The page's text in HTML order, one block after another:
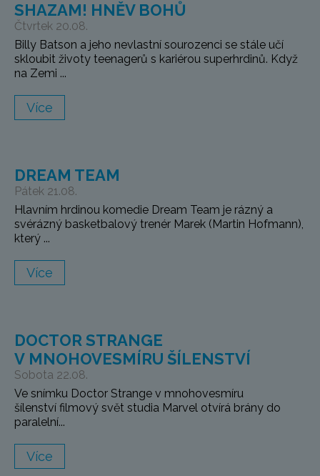
SHAZAM! HNĚV BOHŮ
Čtvrtek 20.08.
Billy Batson a jeho nevlastní sourozenci se stále učí
skloubit životy teenagerů s kariérou superhrdinů. Když
na Zemi ...
Více
DREAM TEAM
Pátek 21.08.
Hlavním hrdinou komedie Dream Team je rázný a
svérázný basketbalový trenér Marek (Martin Hofmann),
který ...
Více
DOCTOR STRANGE
V MNOHOVESMÍRU ŠÍLENSTVÍ
Sobota 22.08.
Ve snímku Doctor Strange v mnohovesmíru
šílenství filmový svět studia Marvel otvírá brány do
paralelní...
Více